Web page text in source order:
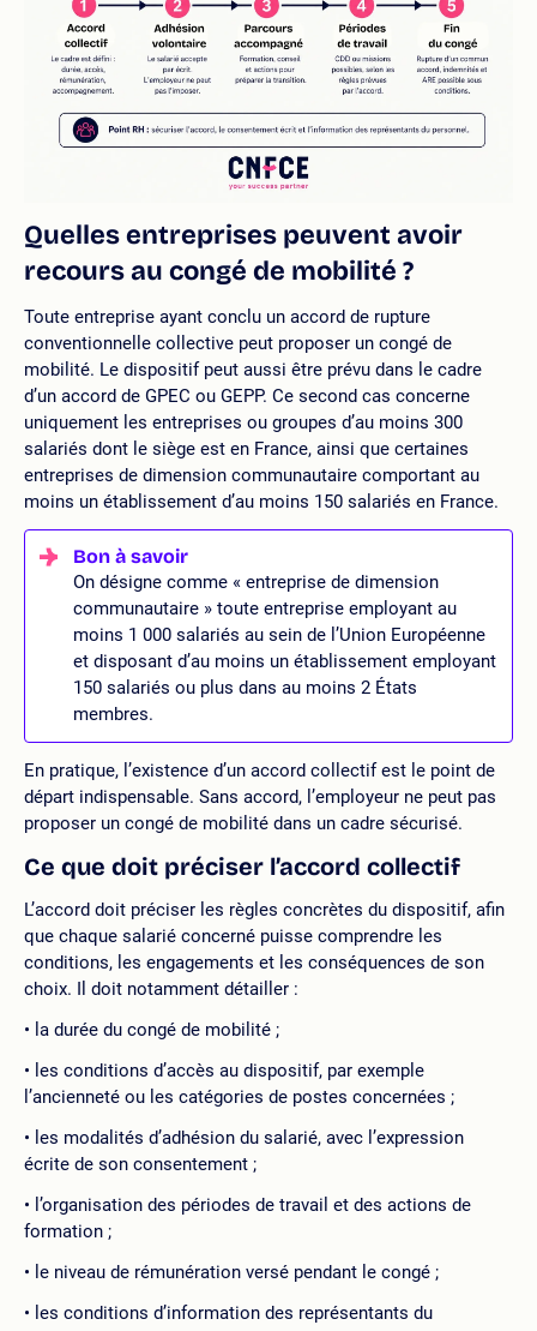
Quelles entreprises peuvent avoir
recours au congé de mobilité ?
Toute entreprise ayant conclu un accord de rupture
conventionnelle collective peut proposer un congé de
mobilité. Le dispositif peut aussi être prévu dans le cadre
d’un accord de GPEC ou GEPP. Ce second cas concerne
uniquement les entreprises ou groupes d’au moins 300
salariés dont le siège est en France, ainsi que certaines
entreprises de dimension communautaire comportant au
moins un établissement d’au moins 150 salariés en France.
On désigne comme « entreprise de dimension
communautaire » toute entreprise employant au
moins 1 000 salariés au sein de l’Union Européenne
et disposant d’au moins un établissement employant
150 salariés ou plus dans au moins 2 États
membres.
En pratique, l’existence d’un accord collectif est le point de
départ indispensable. Sans accord, l’employeur ne peut pas
proposer un congé de mobilité dans un cadre sécurisé.
Ce que doit préciser l’accord collectif
L’accord doit préciser les règles concrètes du dispositif, afin
que chaque salarié concerné puisse comprendre les
conditions, les engagements et les conséquences de son
choix. Il doit notamment détailler :
la durée du congé de mobilité ;
les conditions d’accès au dispositif, par exemple
l’ancienneté ou les catégories de postes concernées ;
les modalités d’adhésion du salarié, avec l’expression
écrite de son consentement ;
l’organisation des périodes de travail et des actions de
formation ;
le niveau de rémunération versé pendant le congé ;
les conditions d’information des représentants du